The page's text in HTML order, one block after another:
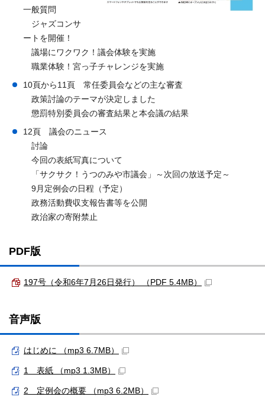
一般質問
ジャズコンサ
ートを開催！
議場にワクワク！議会体験を実施
職業体験！宮っ子チャレンジを実施
10頁から11頁 常任委員会などの主な審査
政策討論のテーマが決定しました
懲罰特別委員会の審査結果と本会議の結果
12頁 議会のニュース
討論
今回の表紙写真について
「サクサク！うつのみや市議会」～次回の放送予定～
9月定例会の日程（予定）
政務活動費収支報告書等を公開
政治家の寄附禁止
PDF版
197号（令和6年7月26日発行） （PDF 5.4MB）
音声版
はじめに （mp3 6.7MB）
1 表紙 （mp3 1.3MB）
2 定例会の概要 （mp3 6.2MB）